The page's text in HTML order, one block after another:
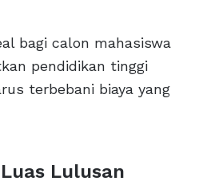
bagi calon mahasiswa
pendidikan tinggi
terbebani biaya yang
Lulusan